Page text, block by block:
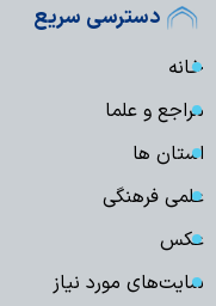
دسترسی سریع
خانه
مراجع و علما
استان ها
علمی فرهنگی
عکس
سایت‌های مورد نیاز